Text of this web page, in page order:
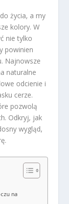
życia, a my
kolory. W
nie tylko
powinien
Najnowsze
naturalne
odcienie i
cerze.
pozwolą
Odkryj, jak
wygląd,
na